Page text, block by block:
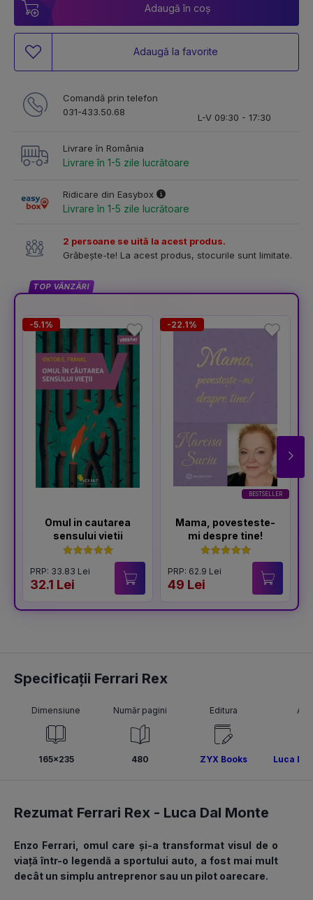
Adaugă în coș
Adaugă la favorite
Comandă prin telefon
031-433.50.68
L-V 09:30 - 17:30
Livrare în România
Livrare în 1-5 zile lucrătoare
Ridicare din Easybox
Livrare în 1-5 zile lucrătoare
2 persoane se uită la acest produs.
Grăbește-te! La acest produs, stocurile sunt limitate.
TOP VÂNZĂRI
-5.1%
Omul in cautarea
sensului vietii
PRP: 33.83 Lei
32.1 Lei
BESTSELLER
-22.1%
Mama, povesteste-
mi despre tine!
PRP: 62.9 Lei
49 Lei
Specificații Ferrari Rex
Dimensiune
165x235
Număr pagini
480
Editura
ZYX Books Luca
Rezumat Ferrari Rex - Luca Dal Monte
Enzo Ferrari, omul care și-a transformat visul de o
viață într-o legendă a sportului auto, a fost mai mult
decât un simplu antreprenor sau un pilot oarecare.